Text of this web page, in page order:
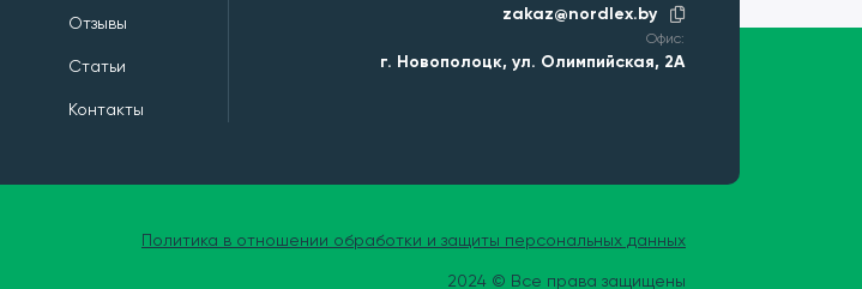
Отзывы
Статьи
Контакты
zakaz@nordlex.by
Офис:
г. Новополоцк, ул. Олимпийская, 2А
Политика в отношении обработки и защиты персональных данных
2024 © Все права защищены